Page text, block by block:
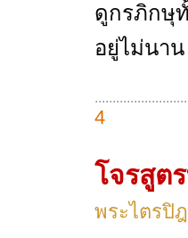
ดูกรภิกษุ
อยู่ไม่นาน
4
โจรสูต
พระไตรปิ